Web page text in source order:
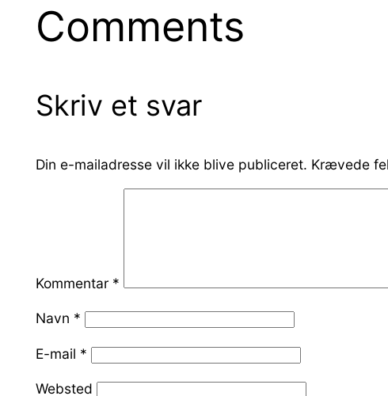
Comments
Skriv et svar
Din e-mailadresse vil ikke blive publiceret. Krævede
Kommentar *
Navn *
E-mail *
Websted